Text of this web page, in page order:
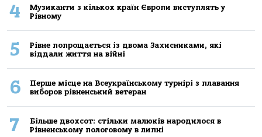
4
Музиканти з кількох країн Європи виступлять у
Рівному
5
Рівне попрощається із двома Захисниками, які
віддали життя на війні
6
Перше місце на Всеукраїнському турнірі з плавання
виборов рівненський ветеран
7
Більше двохсот: стільки малюків народилося в
Рівненському пологовому в липні